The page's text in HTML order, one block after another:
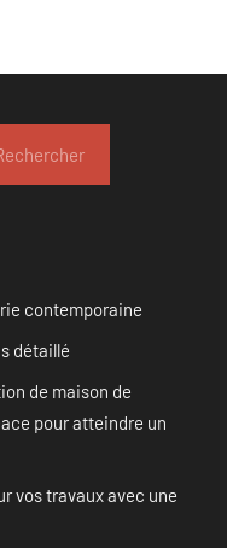
contemporaine
détaillé
de maison de
pour atteindre un
vos travaux avec une